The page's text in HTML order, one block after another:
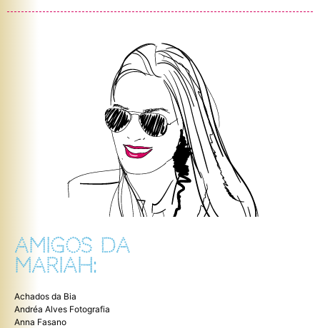
AMIGOS DA
MARIAH:
Achados da Bia
Andréa Alves Fotografia
Anna Fasano